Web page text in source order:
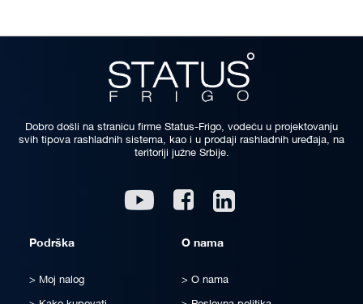
Dobro došli na stranicu firme Status-Frigo, vodeću u projektovanju
svih tipova rashladnih sistema, kao i u prodaji rashladnih uređaja, na
teritoriji južne Srbije.
Youtube Facebook
Podrška
Moj nalog
O nama
O nama